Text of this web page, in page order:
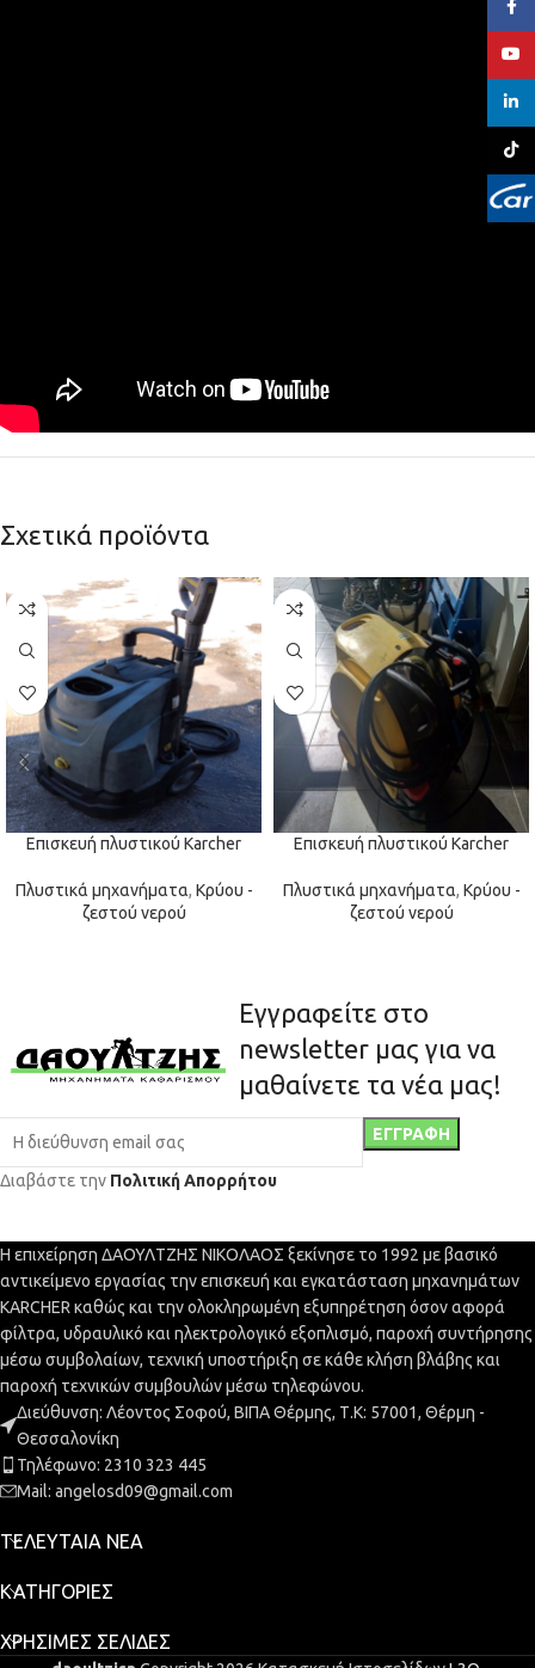
Σχετικά προϊόντα
Επισκευή πλυστικού Karcher
Πλυστικά μηχανήματα, Κρύου -
ζεστού νερού
Επισκευή πλυστικού Karcher
Πλυστικά μηχανήματα, Κρύου -
ζεστού νερού
Εγγραφείτε στο
newsletter μας για να
μαθαίνετε τα νέα μας!
Διαβάστε την Πολιτική Απορρήτου
Η επιχείρηση ΔΑΟΥΛΤΖΗΣ ΝΙΚΟΛΑΟΣ ξεκίνησε το 1992 με βασικό
αντικείμενο εργασίας την επισκευή και εγκατάσταση μηχανημάτων
KARCHER καθώς και την ολοκληρωμένη εξυπηρέτηση όσον αφορά
φίλτρα, υδραυλικό και ηλεκτρολογικό εξοπλισμό, παροχή συντήρησης
μέσω συμβολαίων, τεχνική υποστήριξη σε κάθε κλήση βλάβης και
παροχή τεχνικών συμβουλών μέσω τηλεφώνου.
Διεύθυνση: Λέοντος Σοφού, ΒΙΠΑ Θέρμης, Τ.Κ: 57001, Θέρμη -
Θεσσαλονίκη
Τηλέφωνο: 2310 323 445
Mail: angelosd09@gmail.com
ΤΕΛΕΥΤΑΊΑ ΝΈΑ
ΚΑΤΗΓΟΡΊΕΣ
ΧΡΉΣΙΜΕΣ ΣΕΛΊΔΕΣ